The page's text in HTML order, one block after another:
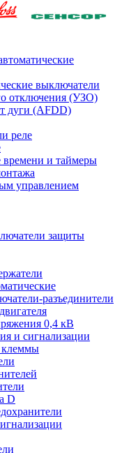
выключатели
отключения (УЗО)
дуги (AFDD)
реле
и таймеры
управлением
защиты
разъединители
0,4 кВ
и сигнализации
клеммы
D